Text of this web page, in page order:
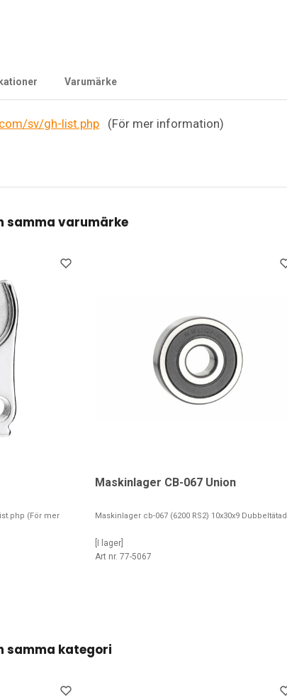
Varumärke
sv/gh-list.php (För mer information)
samma varumärke
(För mer
Maskinlager CB-067 Union
Maskinlager cb-067 (6200 RS2) 10x30x9 Dubbeltätad
[I lager]
Art nr. 77-5067
samma kategori